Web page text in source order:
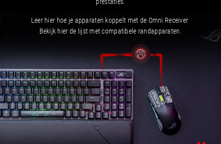
Leer hier hoe je apparaten koppelt met de Omni Receiver.
Bekijk hier de lijst met compatibele randapparaten.